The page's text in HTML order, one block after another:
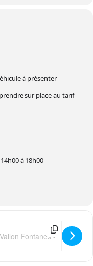
à présenter
sur place au tarif
à 18h00
- Pôle Mécanique Club
Destination Address - Pôle